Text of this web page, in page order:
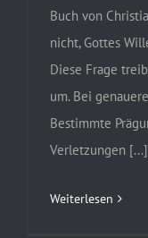
Buch von
nicht, Gottes
Diese Frage
um. Bei
Bestimmte
Verletzungen [...]
Weiterlesen